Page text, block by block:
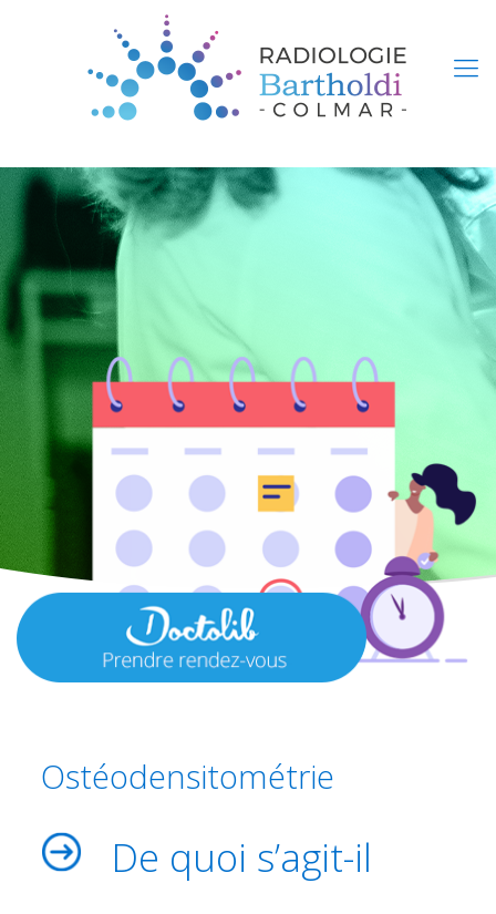
Ostéodensitométrie
De quoi s’agit-il